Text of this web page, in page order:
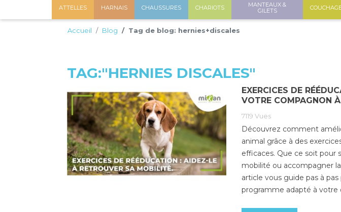
ATTELLES HARNAIS CHAUSSURES CHARIOTS
MANTEAUX &
GILETS
Accueil Blog Tag de blog: hernies+discales
TAG:"HERNIES DISCALES"
EXERCICES DE
VOTRE COMPAGNON
7119 Vues
Découvrez comment
animal grâce à des
efficaces. Que ce soit pour
mobilité ou accompagner
article vous guide pas à
programme adapté à votre